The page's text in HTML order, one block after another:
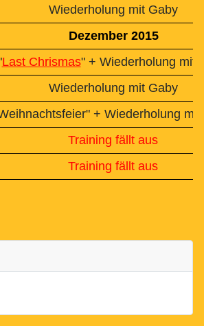
Wiederholung mit Gaby
Dezember 2015
Last Chrismas" + Wiederholung mit
Wiederholung mit Gaby
+ Wiederholung mit
Training fällt aus
Training fällt aus